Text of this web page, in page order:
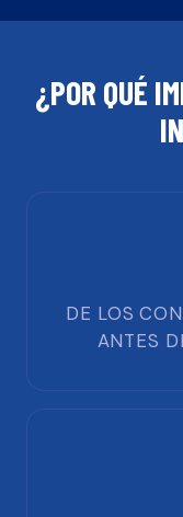
¿POR QUÉ
DE LOS
ANTES